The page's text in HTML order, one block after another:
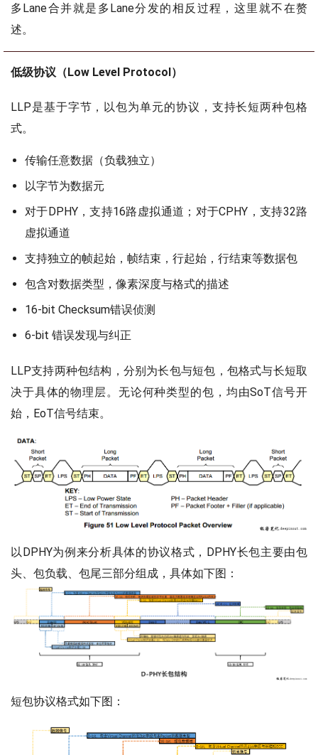
多Lane合并就是多Lane分发的相反过程，这里就不在赘
述。
低级协议（Low Level Protocol）
LLP是基于字节，以包为单元的协议，支持长短两种包格
式。
传输任意数据（负载独立）
以字节为数据元
对于DPHY，支持16路虚拟通道；对于CPHY，支持32路
虚拟通道
支持独立的帧起始，帧结束，行起始，行结束等数据包
包含对数据类型，像素深度与格式的描述
16-bit Checksum错误侦测
6-bit 错误发现与纠正
LLP支持两种包结构，分别为长包与短包，包格式与长短取
决于具体的物理层。无论何种类型的包，均由SoT信号开
始，EoT信号结束。
以DPHY为例来分析具体的协议格式，DPHY长包主要由包
头、包负载、包尾三部分组成，具体如下图：
短包协议格式如下图：